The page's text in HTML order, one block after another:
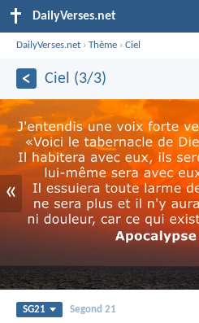
DailyVerses.net
DailyVerses.net ›Thème ›Ciel
Ciel (3/3)
«
SG21 Segond 21